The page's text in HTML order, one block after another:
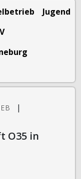
Jugend
|
O35 in